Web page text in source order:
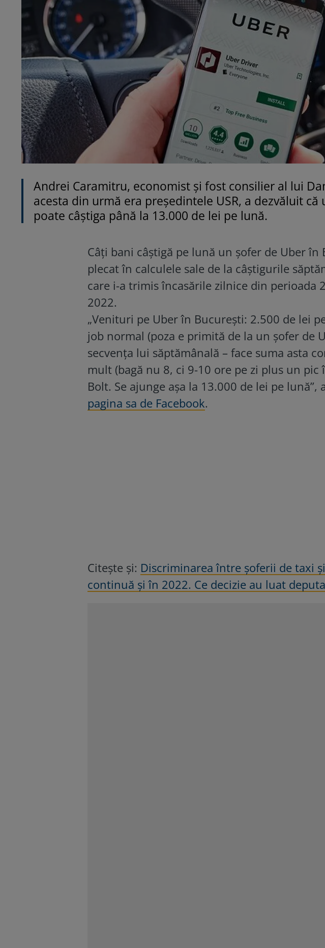
Andrei Caramitru, economist şi fost consilier al lui
acesta din urmă era preşedintele USR, a dezvăluit
poate câştiga până la 13.000 de lei pe lună.
Câţi bani câştigă pe lună un şofer de Uber
plecat în calculele sale de la câştigurile
care i-a trimis încasările zilnice din perioada
2022.
„Venituri pe Uber în București: 2.500 de lei
job normal (poza e primită de la un șofer de
secvența lui săptămânală – face suma asta
mult (bagă nu 8, ci 9-10 ore pe zi plus un pic
Bolt. Se ajunge așa la 13.000 de lei pe
pagina sa de Facebook.
Citeşte şi: Discriminarea între șoferii de taxi
continuă și în 2022. Ce decizie au luat